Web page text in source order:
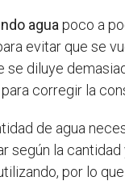
agua poco a
evitar que se
se diluye
corregir la
de agua
según la cantidad
por lo